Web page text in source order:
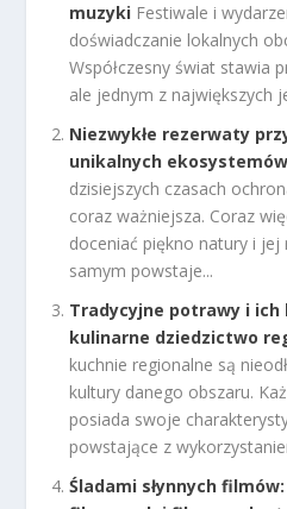
muzyki Festiwale i
doświadczanie lokalnych
Współczesny świat stawia
ale jednym z największych
Niezwykłe rezerwaty
unikalnych
dzisiejszych czasach
coraz ważniejsza. Coraz
doceniać piękno natury i
samym powstaje...
Tradycyjne potrawy i ich
kulinarne dziedzictwo
kuchnie regionalne są
kultury danego obszaru.
posiada swoje
powstające z
Śladami słynnych